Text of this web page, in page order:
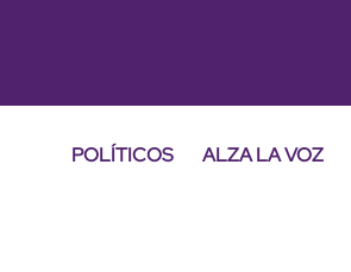
POLÍTICOS ALZA LA VOZ